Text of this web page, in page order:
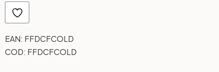
EAN: FFDCFCOLD
COD: FFDCFCOLD